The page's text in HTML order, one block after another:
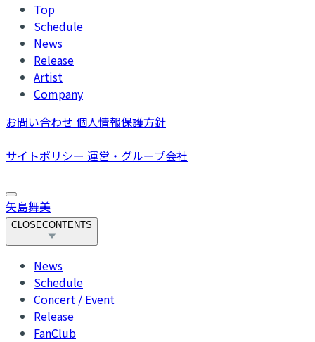
Top
Schedule
News
Release
Artist
Company
お問い合わせ 個人情報保護方針
サイトポリシー 運営・グループ会社
矢島舞美
CLOSECONTENTS
News
Schedule
Concert / Event
Release
FanClub